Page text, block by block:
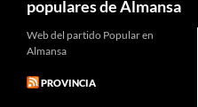
populares de Almansa
Web del partido Popular en
Almansa
PROVINCIA